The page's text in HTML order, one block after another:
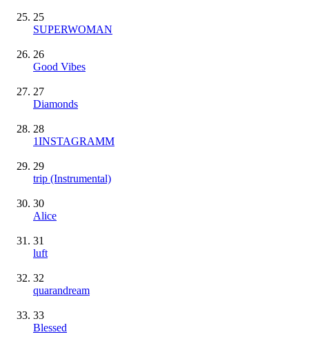
25
SUPERWOMAN
26
Good Vibes
27
Diamonds
28
1INSTAGRAMM
29
trip (Instrumental)
30
Alice
31
luft
32
quarandream
33
Blessed